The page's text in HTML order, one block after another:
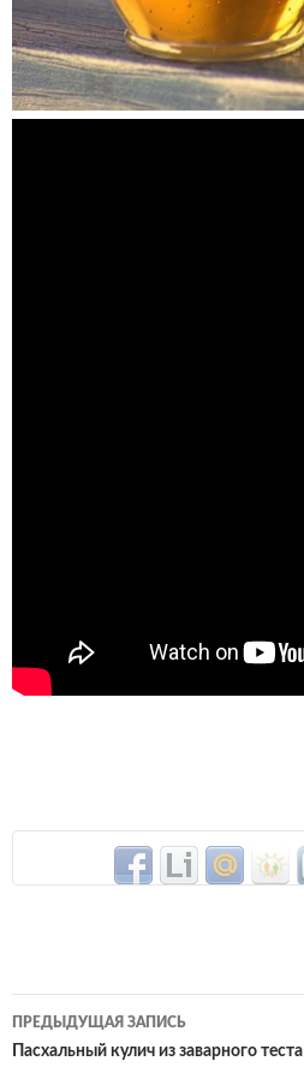
Навигация
по
ПРЕДЫДУЩАЯ ЗАПИСЬ
Пасхальный кулич из заварного теста